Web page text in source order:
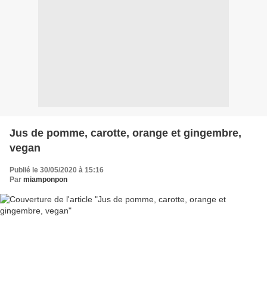
Jus de pomme, carotte, orange et gingembre,
vegan
Publié le 30/05/2020 à 15:16
Par miamponpon